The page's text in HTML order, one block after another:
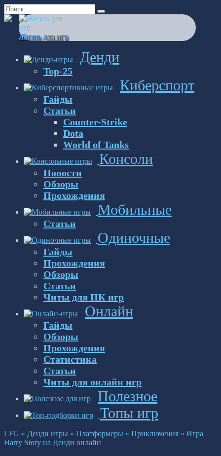
Перейти
к
содержанию
Search
for:
Жизнь для игр
Денди
Top-25
Киберспорт
Гайды
Статьи
Counter-Strike
Dota
World of Tanks
Консоли
Новости
Обзоры
Прохождения
Мобильные
Статьи
Одиночные
Гайды
Прохождения
Обзоры
Статьи
Читы для ПК игр
Онлайн
Гайды
Обзоры
Прохождения
Статистика
Статьи
Читы для онлайн игр
Полезное
Топы игр
LFG » Денди игры » Платформеры » Приключения » Игра
Harry Story на Денди онлайн